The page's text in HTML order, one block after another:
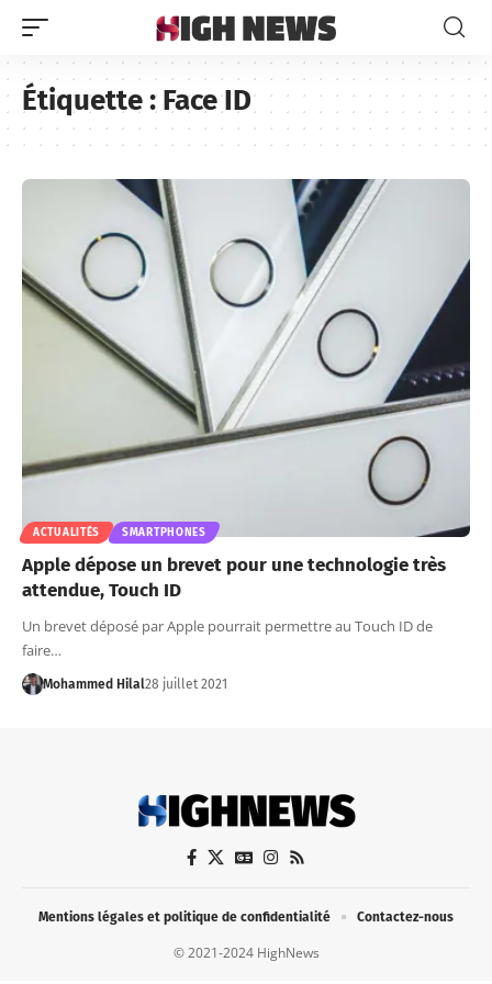
Étiquette :Face ID
ACTUALITÉS SMARTPHONES
Apple dépose un brevet pour une technologie très
attendue, Touch ID
Un brevet déposé par Apple pourrait permettre au Touch ID de
faire…
Mohammed Hilal28 juillet 2021
© 2021-2024 HighNews
Mentions légales et politique de confidentialité Contactez-nous